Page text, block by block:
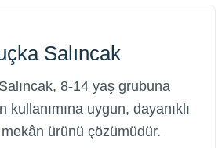
Salıncak
8-14 yaş grubuna
kullanımına uygun, dayanıklı
ürünü çözümüdür.